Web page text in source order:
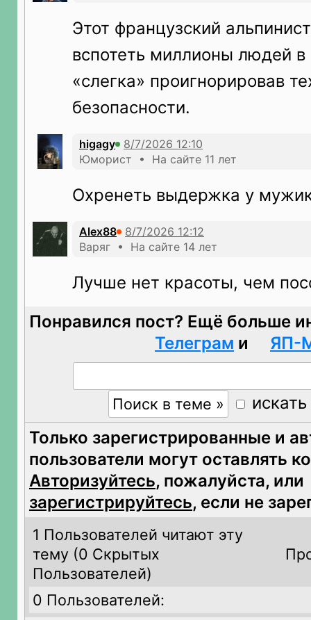
Этот французский
вспотеть миллионы людей в
«слегка» проигнорировав
безопасности.
higagy
Юморист • На сайте 11 лет
Охренеть выдержка у
Alex88
Варяг • На сайте 14 лет
Лучше нет красоты, чем
Понравился пост? Ещё больше
Телеграм и ЯП-
Только зарегистрированные и
пользователи могут оставлять
Авторизуйтесь, пожалуйста, или
зарегистрируйтесь, если не
1 Пользователей читают эту
тему (0 Скрытых
Пользователей)
0 Пользователей: